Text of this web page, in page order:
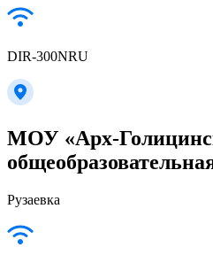
DIR-300NRU
МОУ «Арх-
Рузаевка